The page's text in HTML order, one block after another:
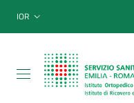
Sito Web
menu top-bar
IOR